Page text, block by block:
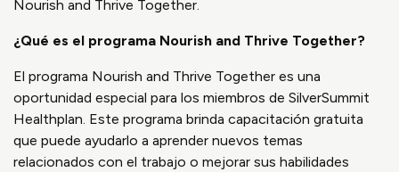
Nourish and Thrive Together.
¿Qué es el programa Nourish and Thrive Together?
El programa Nourish and Thrive Together es una
oportunidad especial para los miembros de SilverSummit
Healthplan. Este programa brinda capacitación gratuita
que puede ayudarlo a aprender nuevos temas
relacionados con el trabajo o mejorar sus habilidades